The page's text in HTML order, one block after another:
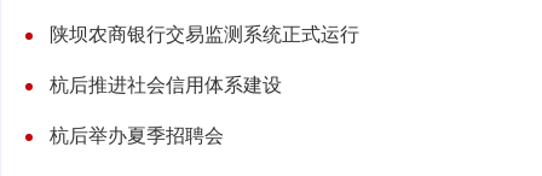
陕坝农商银行交易监测系统正式运行
杭后推进社会信用体系建设
杭后举办夏季招聘会